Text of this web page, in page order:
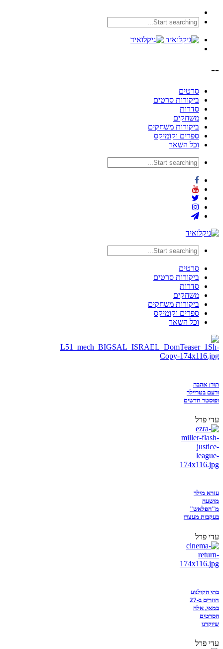
--
סרטים
ביקורות סרטים
סדרות
משחקים
ביקורות משחקים
ספרים וקומיקס
וכל השאר
סרטים
ביקורות סרטים
סדרות
משחקים
ביקורות משחקים
ספרים וקומיקס
וכל השאר
תור: אהבה
ורעם בטריילר
ופוסטר חדשים
עדי פרל
עזרא מילר
מושעה
מ"הפלאש"
בעקבות מעצרו
עדי פרל
בתי הקולנוע
חוזרים ב-27
במאי, אלה
הסרטים
שיוקרנו
עדי פרל